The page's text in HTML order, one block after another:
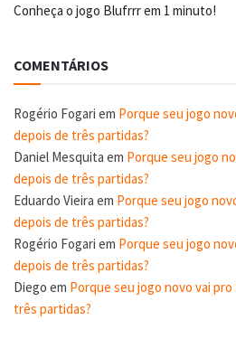
Conheça o jogo Blufrrr em 1 minuto!
COMENTÁRIOS
Rogério Fogari em Porque seu jogo
depois de três partidas?
Daniel Mesquita em Porque seu jogo
depois de três partidas?
Eduardo Vieira em Porque seu jogo
depois de três partidas?
Rogério Fogari em Porque seu jogo
depois de três partidas?
Diego em Porque seu jogo novo vai
três partidas?